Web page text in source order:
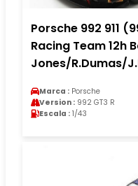
Porsche 992 911
Racing Team 12h
Jones/R.Dumas/
Marca : Porsche
Version : 992 GT3 R
Escala : 1/43